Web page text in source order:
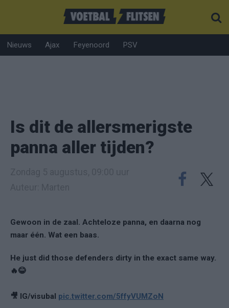
Nieuws Ajax Feyenoord PSV
Is dit de allersmerigste
panna aller tijden?
Gewoon in de zaal. Achteloze panna, en daarna nog
maar één. Wat een baas.
He just did those defenders dirty in the exact same way.
🔥😂
🎥 IG/visubal pic.twitter.com/5ffyVUMZoN